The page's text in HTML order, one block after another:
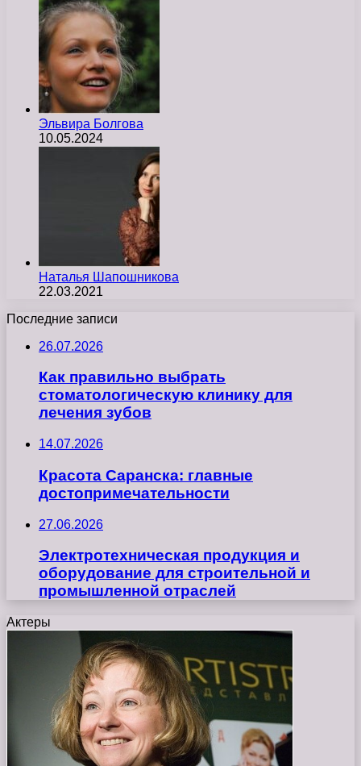
Эльвира Болгова
10.05.2024
Наталья Шапошникова
22.03.2021
Последние записи
26.07.2026
Как правильно выбрать
стоматологическую клинику для
лечения зубов
14.07.2026
Красота Саранска: главные
достопримечательности
27.06.2026
Электротехническая продукция и
оборудование для строительной и
промышленной отраслей
Актеры